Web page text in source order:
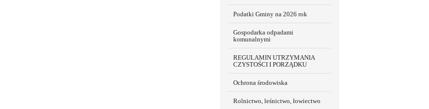
Podatki Gminy na 2026 rok
Gospodarka odpadami
komunalnymi
REGULAMIN UTRZYMANIA
CZYSTOŚCI I PORZĄDKU
Ochrona środowiska
Rolnictwo, leśnictwo, łowiectwo